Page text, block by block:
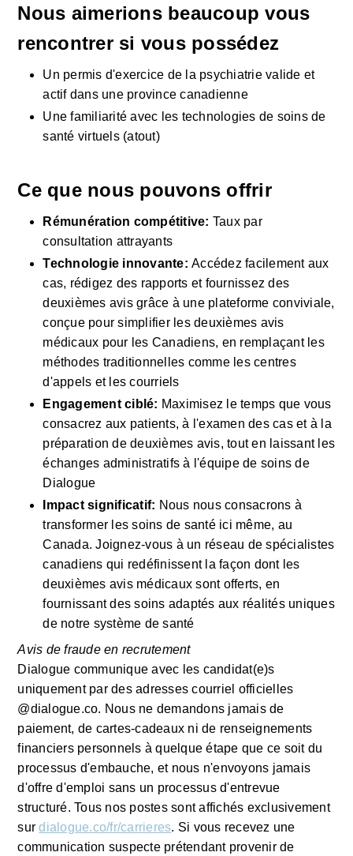
Nous aimerions beaucoup vous
rencontrer si vous possédez
Un permis d'exercice de la psychiatrie valide et
actif dans une province canadienne
Une familiarité avec les technologies de soins de
santé virtuels (atout)
Ce que nous pouvons offrir
Rémunération compétitive: Taux par
consultation attrayants
Technologie innovante: Accédez facilement aux
cas, rédigez des rapports et fournissez des
deuxièmes avis grâce à une plateforme conviviale,
conçue pour simplifier les deuxièmes avis
médicaux pour les Canadiens, en remplaçant les
méthodes traditionnelles comme les centres
d'appels et les courriels
Engagement ciblé: Maximisez le temps que vous
consacrez aux patients, à l'examen des cas et à la
préparation de deuxièmes avis, tout en laissant les
échanges administratifs à l'équipe de soins de
Dialogue
Impact significatif: Nous nous consacrons à
transformer les soins de santé ici même, au
Canada. Joignez-vous à un réseau de spécialistes
canadiens qui redéfinissent la façon dont les
deuxièmes avis médicaux sont offerts, en
fournissant des soins adaptés aux réalités uniques
de notre système de santé
Avis de fraude en recrutement
Dialogue communique avec les candidat(e)s
uniquement par des adresses courriel officielles
@dialogue.co. Nous ne demandons jamais de
paiement, de cartes-cadeaux ni de renseignements
financiers personnels à quelque étape que ce soit du
processus d'embauche, et nous n'envoyons jamais
d'offre d'emploi sans un processus d'entrevue
structuré. Tous nos postes sont affichés exclusivement
sur dialogue.co/fr/carrieres. Si vous recevez une
communication suspecte prétendant provenir de